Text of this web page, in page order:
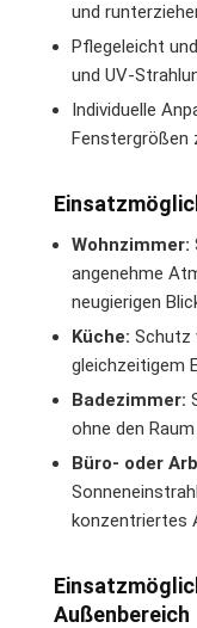
und
Pflegeleicht
und UV-
Individuelle
Fenstergrößen
Wohnzimmer:
angenehme
neugierigen
Küche: Schutz
gleichzeitigem
Badezimmer:
ohne den
Büro- oder
konzentriertes
Außenbereich